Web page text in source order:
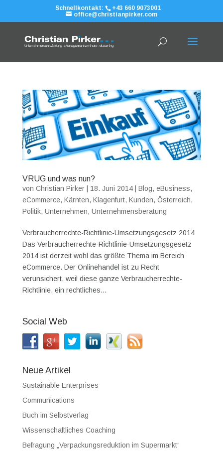
Schnellkontakt:
+43 660 9073001
office@christianpirker.com
VRUG und was nun?
von Christian Pirker| 18. Juni 2014| Blog, eBusiness,
eCommerce, Kärnten, Klagenfurt, Kunden, Österreich,
Politik, Unternehmen, Unternehmensberatung
Verbraucherrechte-Richtlinie-Umsetzungsgesetz 2014
Das Verbraucherrechte-Richtlinie-Umsetzungsgesetz
2014 ist derzeit wohl das größte Thema im Bereich
eCommerce. Der Onlinehandel ist zu Recht
verunsichert, weil diese ganze Verbraucherrechte-
Richtlinie, ein rechtliches...
Social Web
Neue Artikel
Sustainable Enterprises
Communications
Buch im Selbstverlag
Wissenschaftliches Coaching
Befragung „Verpackungsreduktion im Supermarkt“